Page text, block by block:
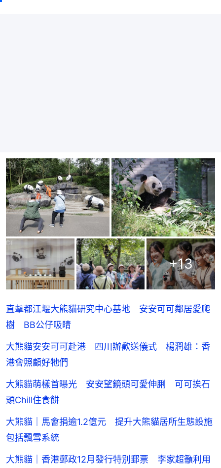
+13
直擊都江堰大熊貓研究中心基地 安安可可鄰居愛爬
樹 BB公仔吸睛
大熊貓安安可可赴港 四川辦歡送儀式 楊潤雄：香
港會照顧好牠們
大熊貓萌樣首曝光 安安望鏡頭可愛伸脷 可可挨石
頭Chill住食餅
大熊貓｜馬會捐逾1.2億元 提升大熊貓居所生態設施
包括飄雪系統
大熊貓｜香港郵政12月發行特別郵票 李家超籲利用